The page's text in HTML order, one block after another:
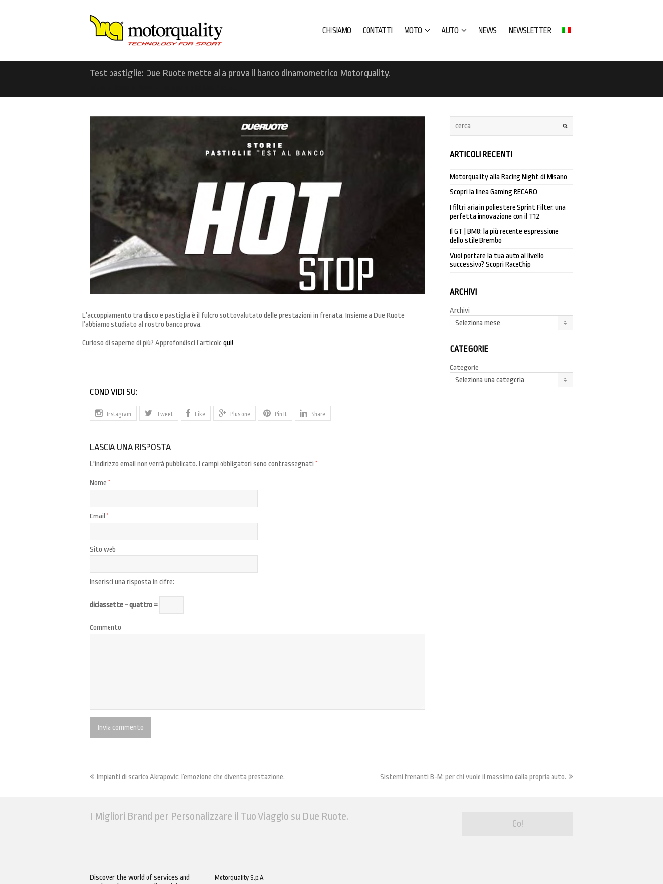
CHI SIAMO CONTATTI MOTO AUTO NEWS NEWSLETTER
Test pastiglie: Due Ruote mette alla prova il banco dinamometrico Motorquality.
L’accoppiamento tra disco e pastiglia è il fulcro sottovalutato delle prestazioni in frenata. Insieme a Due Ruote
l’abbiamo studiato al nostro banco prova.
Curioso di saperne di più? Approfondisci l’articolo qui!
CONDIVIDI SU:
Instagram Tweet Like Plus one Pin It Share
LASCIA UNA RISPOSTA
L'indirizzo email non verrà pubblicato. I campi obbligatori sono contrassegnati *
Nome *
Email *
Sito web
Inserisci una risposta in cifre:
diciassette − quattro =
Commento
ARTICOLI RECENTI
Motorquality alla Racing Night di Misano
Scopri la linea Gaming RECARO
I filtri aria in poliestere Sprint Filter: una
perfetta innovazione con il T12
Il GT | BM8: la più recente espressione
dello stile Brembo
Vuoi portare la tua auto al livello
successivo? Scopri RaceChip
ARCHIVI
Archivi
Seleziona mese
CATEGORIE
Categorie
Seleziona una categoria
Sistemi frenanti B-M: per chi vuole il massimo dalla propria auto.
Impianti di scarico Akrapovic: l’emozione che diventa prestazione.
I Migliori Brand per Personalizzare il Tuo Viaggio su Due Ruote.
Go!
Discover the world of services and
Motorquality S.p.A.